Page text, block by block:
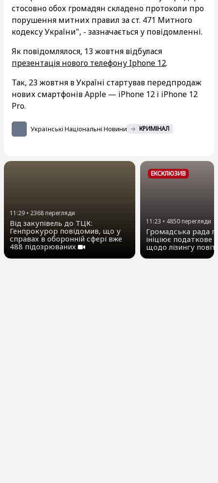
стосовно обох громадян складено протоколи про
порушення митних правил за ст. 471 Митного
кодексу України", - зазначається у повідомленні.
Як повідомлялося, 13 жовтня відбулася
презентація нового телефону Iphone 12.
Так, 23 жовтня в Україні стартував передпродаж
нових смартфонів Apple — iPhone 12 і iPhone 12
Pro.
Українські Національні Новини КРИМІНАЛ
11:29 • 2368перегляди
Від закупівель до ТЦК:
Генпрокурор повідомив, що у
справах в оборонній сфері вже
488 підозрюваних
ЕКСКЛЮЗИВ
11:23 • 4850перегляди
Громадська рада
ініціює податкове
щодо лізингу